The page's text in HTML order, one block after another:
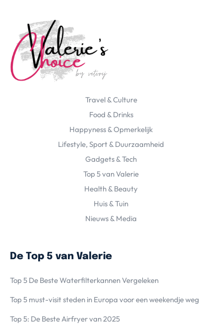
Travel & Culture
Food & Drinks
Happyness & Opmerkelijk
Lifestyle, Sport & Duurzaamheid
Gadgets & Tech
Top 5 van Valerie
Health & Beauty
Huis & Tuin
Nieuws & Media
De Top 5 van Valerie
Top 5 De Beste Waterfilterkannen Vergeleken
Top 5 must-visit steden in Europa voor een weekendje weg
Top 5: De Beste Airfryer van 2025